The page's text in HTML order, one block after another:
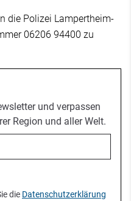
die Polizei Lampertheim-
06206 94400 zu
und verpassen
Region und aller Welt.
die Datenschutzerklärung